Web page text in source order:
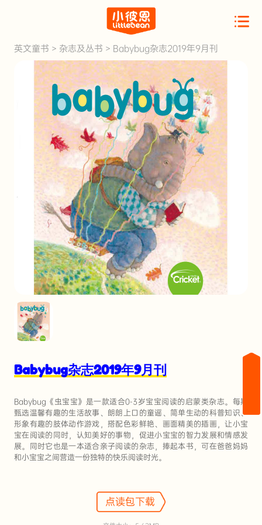
英文童书 > 杂志及丛书 > Babybug杂志2019年9月刊
Babybug杂志2019年9月刊
Babybug《虫宝宝》是一款适合0-3岁宝宝阅读的启蒙类杂志。每期
甄选温馨有趣的生活故事、朗朗上口的童谣、简单生动的科普知识、
形象有趣的肢体动作游戏，搭配色彩鲜艳、画面精美的插画，让小宝
宝在阅读的同时，认知美好的事物，促进小宝宝的智力发展和情感发
展。同时它也是一本适合亲子阅读的杂志，捧起本书，可在爸爸妈妈
和小宝宝之间营造一份独特的快乐阅读时光。
点读包下载